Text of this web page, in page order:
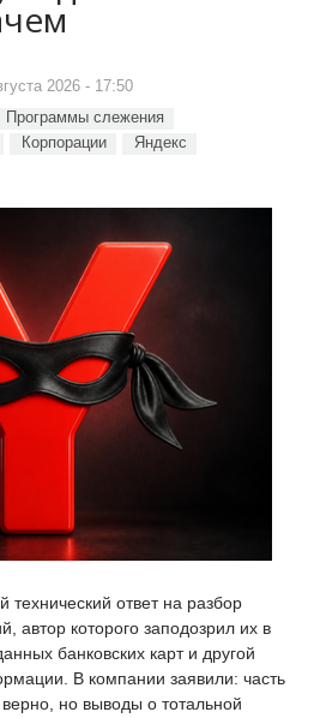
2026 - 17:50
Программы слежения
Корпорации Яндекс
технический ответ на разбор
автор которого заподозрил их в
банковских карт и другой
В компании заявили: часть
но выводы о тотальной